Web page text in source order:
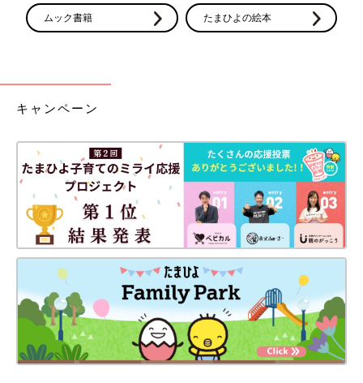
ムック書籍 たまひよの絵本
キャンペーン